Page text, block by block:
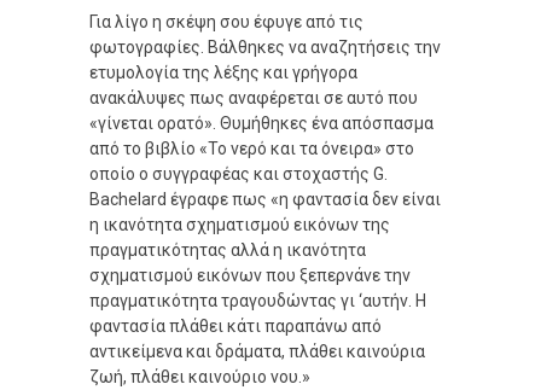
Για λίγο η σκέψη σου έφυγε από τις
φωτογραφίες. Βάλθηκες να αναζητήσεις την
ετυμολογία της λέξης και γρήγορα
ανακάλυψες πως αναφέρεται σε αυτό που
«γίνεται ορατό». Θυμήθηκες ένα απόσπασμα
από το βιβλίο «Το νερό και τα όνειρα» στο
οποίο ο συγγραφέας και στοχαστής G.
Bachelard έγραφε πως «η φαντασία δεν είναι
η ικανότητα σχηματισμού εικόνων της
πραγματικότητας αλλά η ικανότητα
σχηματισμού εικόνων που ξεπερνάνε την
πραγματικότητα τραγουδώντας γι ‘αυτήν. Η
φαντασία πλάθει κάτι παραπάνω από
αντικείμενα και δράματα, πλάθει καινούρια
ζωή, πλάθει καινούριο νου.»